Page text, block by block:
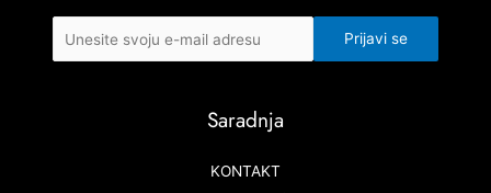
Saradnja
KONTAKT